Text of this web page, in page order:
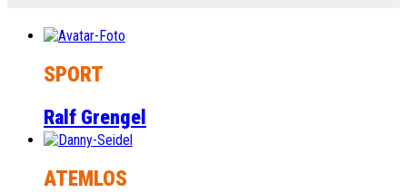
SPORT
Ralf Grengel
ATEMLOS